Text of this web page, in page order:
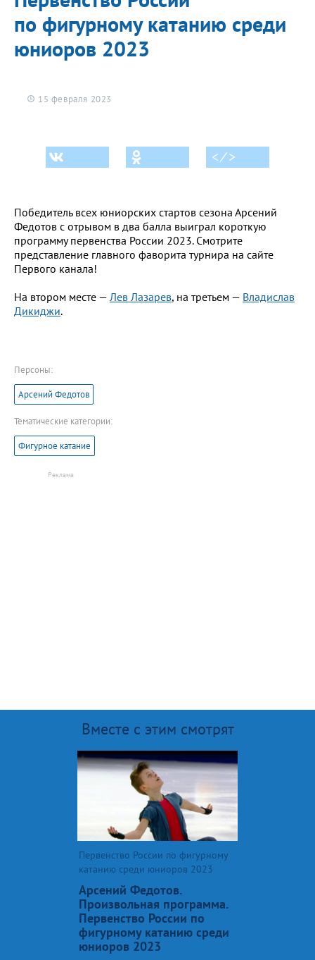
по фигурному катанию среди
юниоров 2023
15 февраля 2023
< ⁄ >
Победитель всех юниорских стартов сезона Арсений
Федотов с отрывом в два балла выиграл короткую
программу первенства России 2023. Смотрите
представление главного фаворита турнира на сайте
Первого канала!
На втором месте — Лев Лазарев, на третьем — Владислав
Дикиджи.
Персоны:
Арсений Федотов
Тематические категории:
Фигурное катание
Вместе с этим смотрят
Первенство России по фигурному
катанию среди юниоров 2023
Арсений Федотов.
Произвольная программа.
Первенство России по
фигурному катанию среди
юниоров 2023